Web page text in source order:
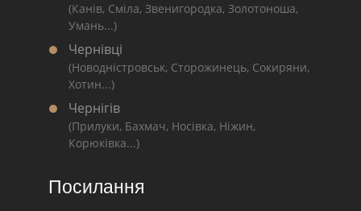
(Канів, Сміла, Звенигородка, Золотоноша,
Умань...)
Чернівці
(Новодністровськ, Сторожинець, Сокиряни,
Хотин...)
Чернігів
(Прилуки, Бахмач, Носівка, Ніжин,
Корюківка...)
Посилання